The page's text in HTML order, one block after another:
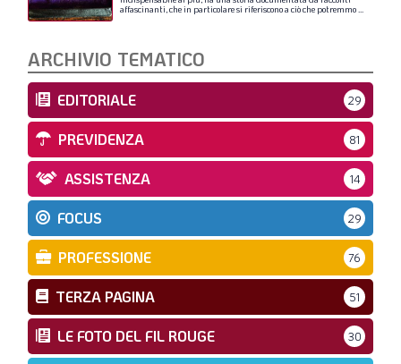
affascinanti,chein particolaresi riferisconoa ciòche potremmo...
ARCHIVIO TEMATICO
EDITORIALE 29
PREVIDENZA 81
ASSISTENZA 14
FOCUS 29
PROFESSIONE 76
TERZA PAGINA 51
LE FOTO DEL FIL ROUGE 30